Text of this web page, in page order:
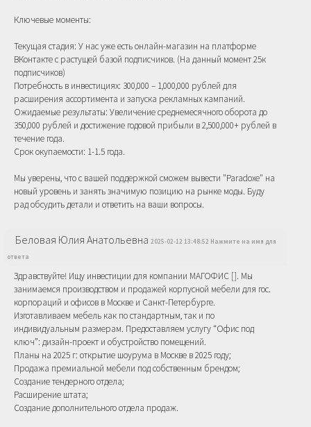
Ключевые моменты:
Текущая стадия: У нас уже есть онлайн-магазин на платформе
ВКонтакте с растущей базой подписчиков. (На данный момент 25к
подписчиков)
Потребность в инвестициях: 300,000 – 1,000,000 рублей для
расширения ассортимента и запуска рекламных кампаний.
Ожидаемые результаты: Увеличение среднемесячного оборота до
350,000 рублей и достижение годовой прибыли в 2,500,000+ рублей в
течение года.
Срок окупаемости: 1-1.5 года.
Мы уверены, что с вашей поддержкой сможем вывести "Paradoxe" на
новый уровень и занять значимую позицию на рынке моды. Буду
рад обсудить детали и ответить на ваши вопросы.
Беловая Юлия Анатольевна 2025-02-12 13:48:52 Нажмите на имя для
ответа
Здравствуйте! Ищу инвестиции для компании МАГОФИС []. Мы
занимаемся производством и продажей корпусной мебели для гос.
корпораций и офисов в Москве и Санкт-Петербурге.
Изготавливаем мебель как по стандартным, так и по
индивидуальным размерам. Предоставляем услугу “Офис под
ключ”: дизайн-проект и обустройство помещений.
Планы на 2025 г: открытие шоурума в Москве в 2025 году;
Продажа премиальной мебели под собственным брендом;
Создание тендерного отдела;
Расширение штата;
Создание дополнительного отдела продаж.